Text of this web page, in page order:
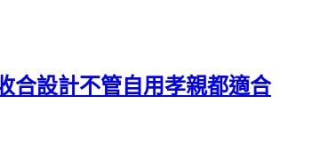
合設計不管自用孝親都適合